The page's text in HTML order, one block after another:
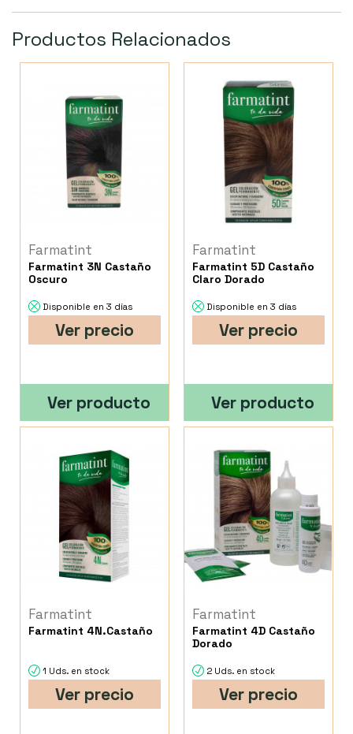
Productos Relacionados
Farmatint
Farmatint 3N Castaño
Oscuro
Disponible en 3 días
Ver precio
Ver producto
Farmatint
Farmatint 5D Castaño
Claro Dorado
Disponible en 3 días
Ver precio
Ver producto
Farmatint
Farmatint 4N.Castaño
1 Uds. en stock
Ver precio
Farmatint
Farmatint 4D Castaño
Dorado
2 Uds. en stock
Ver precio